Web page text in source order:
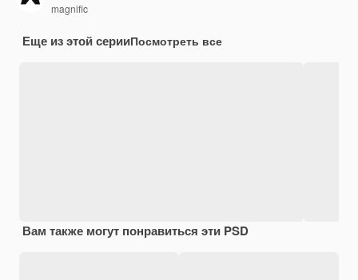
magnific
Еще из этой серииПосмотреть все
Вам также могут понравиться эти PSD